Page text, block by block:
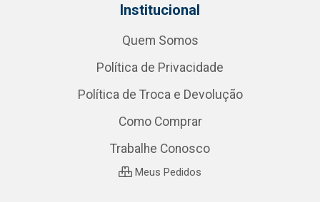
Institucional
Quem Somos
Política de Privacidade
Política de Troca e Devolução
Como Comprar
Trabalhe Conosco
Meus Pedidos